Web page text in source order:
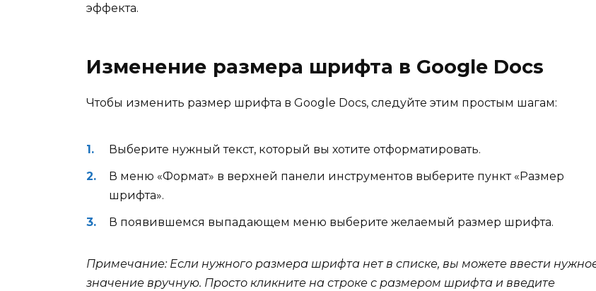
эффекта.
Изменение размера шрифта в Google Docs
Чтобы изменить размер шрифта в Google Docs, следуйте этим простым шагам:
Выберите нужный текст, который вы хотите отформатировать.
В меню «Формат» в верхней панели инструментов выберите пункт «Размер
шрифта».
В появившемся выпадающем меню выберите желаемый размер шрифта.
Примечание: Если нужного размера шрифта нет в списке, вы можете ввести
значение вручную. Просто кликните на строке с размером шрифта и введите